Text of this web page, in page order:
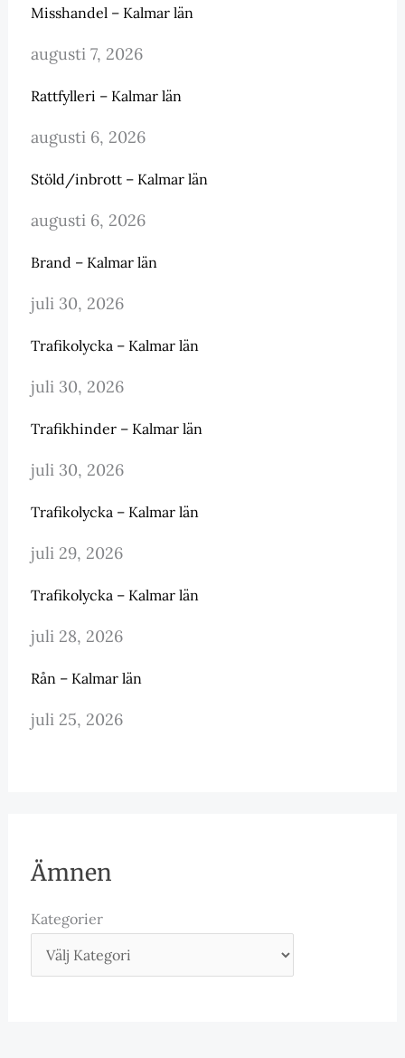
Misshandel – Kalmar län
augusti 7, 2026
Rattfylleri – Kalmar län
augusti 6, 2026
Stöld/inbrott – Kalmar län
augusti 6, 2026
Brand – Kalmar län
juli 30, 2026
Trafikolycka – Kalmar län
juli 30, 2026
Trafikhinder – Kalmar län
juli 30, 2026
Trafikolycka – Kalmar län
juli 29, 2026
Trafikolycka – Kalmar län
juli 28, 2026
Rån – Kalmar län
juli 25, 2026
Ämnen
Kategorier